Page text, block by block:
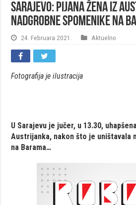
Sarajevo: Pijana žena iz
nadgrobne spomenike na
24. Februara 2021. Aktuelno
Fotografija je ilustracija
U Sarajevu je jučer, u 13.30,
Austrijanka, nakon što je uništavala
na Barama…